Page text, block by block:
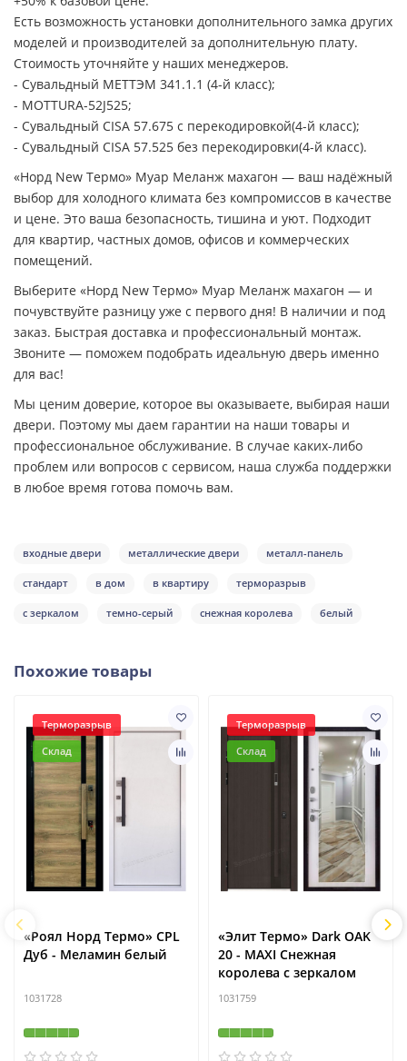
Есть возможность установки дополнительного замка других
моделей и производителей за дополнительную плату.
Стоимость уточняйте у наших менеджеров.
- Сувальдный МЕТТЭМ 341.1.1 (4-й класс);
- MOTTURA-52J525;
- Сувальдный CISA 57.675 с перекодировкой(4-й класс);
- Сувальдный CISA 57.525 без перекодировки(4-й класс).
«Норд New Термо» Муар Меланж махагон — ваш надёжный
выбор для холодного климата без компромиссов в качестве
и цене. Это ваша безопасность, тишина и уют. Подходит
для квартир, частных домов, офисов и коммерческих
помещений.
Выберите «Норд New Термо» Муар Меланж махагон — и
почувствуйте разницу уже с первого дня! В наличии и под
заказ. Быстрая доставка и профессиональный монтаж.
Звоните — поможем подобрать идеальную дверь именно
для вас!
Мы ценим доверие, которое вы оказываете, выбирая наши
двери. Поэтому мы даем гарантии на наши товары и
профессиональное обслуживание. В случае каких-либо
проблем или вопросов с сервисом, наша служба поддержки
в любое время готова помочь вам.
входные двери металлические двери металл-панель
стандарт в дом в квартиру терморазрыв
с зеркалом темно-серый снежная королева белый
Похожие товары
Терморазрыв
Склад
«Роял Норд Термо» CPL
Дуб - Меламин белый
1031728
Терморазрыв
Склад
«Элит Термо» Dark OAK
20 - MAXI Снежная
королева с зеркалом
1031759